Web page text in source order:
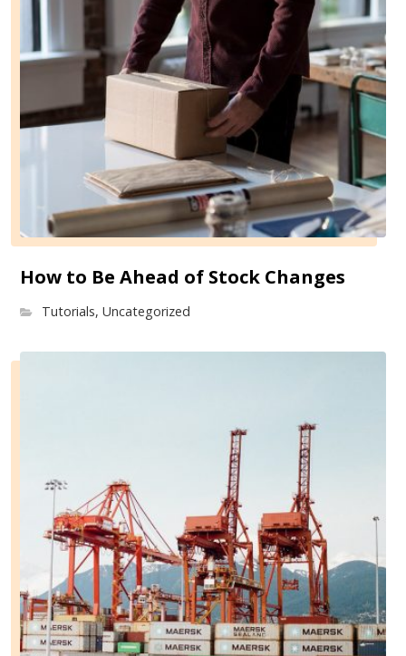
How to Be Ahead of Stock Changes
Tutorials,Uncategorized